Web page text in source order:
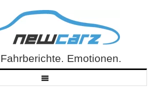
Emotionen.